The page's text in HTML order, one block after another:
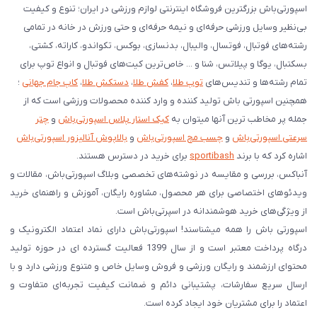
اسپورتی‌باش بزرگترین فروشگاه اینترنتی لوازم ورزشی در ایران؛ تنوع و کیفیت
بی‌نظیر وسایل ورزشی حرفه‌ای و نیمه حرفه‌ای و حتی ورزش در خانه در تمامی
رشته‌های فوتبال، فوتسال، والیبال، بدنسازی، بوکس، تکواندو، کاراته، کشتی،
بسکتبال، یوگا و پیلاتس، شنا و ... خاص‌ترین کیت‌های فوتبال و انواع توپ برای
تمام رشته‌ها و تندیس‌های توپ طلا، کفش طلا، دستکش طلا، کاپ جام جهانی ؛
همچنین اسپورتی باش تولید کننده و وارد کننده محصولات ورزشی است که از
جمله پر مخاطب ترین آنها میتوان به کیک استار پلاس اسپورتی‌باش و چتر
سرعتی اسپورتی‌باش و چسب مچ اسپورتی‌باش و بالاپوش آنالیزور اسپورتی‌باش
اشاره کرد که با برند sportibash برای خرید در دسترس هستند.
آنباکس، بررسی‌ و مقایسه در نوشته‌های تخصصی وبلاگ اسپورتی‌باش، مقالات و
ویدئوهای اختصاصی برای هر محصول، مشاوره رایگان، آموزش و راهنمای خرید
از ویژگی‌های خرید هوشمندانه در اسپرتی‌باش است.
اسپورتی‌ باش را همه میشناسند! اسپورتی‌باش دارای نماد اعتماد الکترونیک و
درگاه پرداخت معتبر است و از سال 1399 فعالیت گسترده ای در حوزه تولید
محتوای ارزشمند و رایگان ورزشی و فروش وسایل خاص و متنوع ورزشی دارد و با
ارسال سریع سفارشات، پشتیبانی دائم و ضمانت کیفیت تجربه‌ای متفاوت و
اعتماد را برای مشتریان خود ایجاد کرده است.